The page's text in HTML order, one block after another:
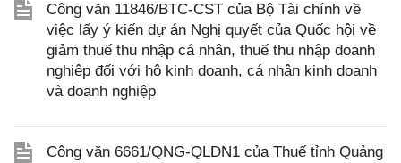
Công văn 11846/BTC-CST của Bộ Tài chính về
việc lấy ý kiến dự án Nghị quyết của Quốc hội về
giảm thuế thu nhập cá nhân, thuế thu nhập doanh
nghiệp đối với hộ kinh doanh, cá nhân kinh doanh
và doanh nghiệp
Công văn 6661/QNG-QLDN1 của Thuế tỉnh Quảng